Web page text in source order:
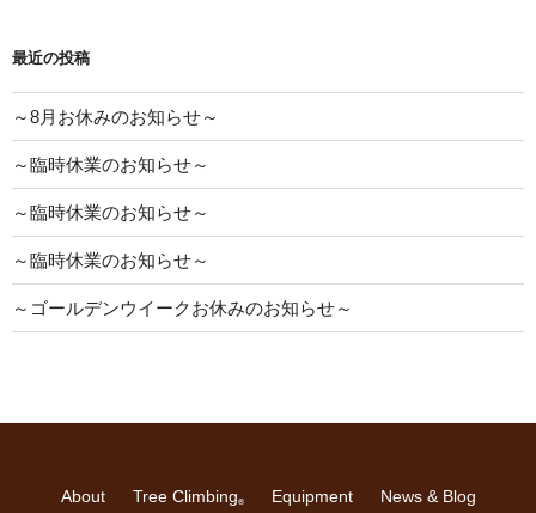
最近の投稿
～8月お休みのお知らせ～
～臨時休業のお知らせ～
～臨時休業のお知らせ～
～臨時休業のお知らせ～
～ゴールデンウイークお休みのお知らせ～
About Tree Climbing® Equipment News & Blog